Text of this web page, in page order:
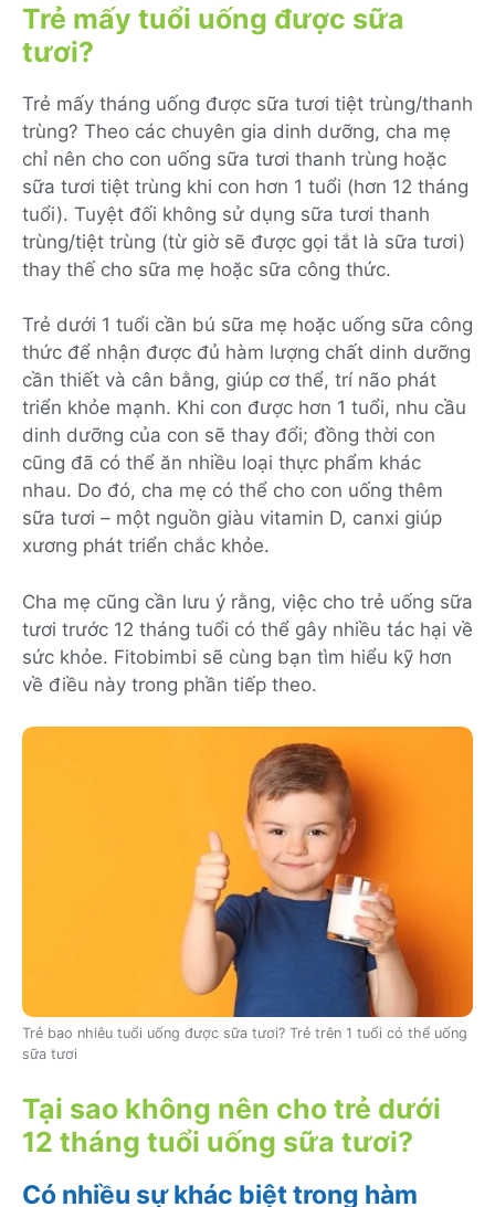
Trẻ mấy tuổi uống được sữa
tươi?
Trẻ mấy tháng uống được sữa tươi tiệt trùng/thanh
trùng? Theo các chuyên gia dinh dưỡng, cha mẹ
chỉ nên cho con uống sữa tươi thanh trùng hoặc
sữa tươi tiệt trùng khi con hơn 1 tuổi (hơn 12 tháng
tuổi). Tuyệt đối không sử dụng sữa tươi thanh
trùng/tiệt trùng (từ giờ sẽ được gọi tắt là sữa tươi)
thay thế cho sữa mẹ hoặc sữa công thức.
Trẻ dưới 1 tuổi cần bú sữa mẹ hoặc uống sữa công
thức để nhận được đủ hàm lượng chất dinh dưỡng
cần thiết và cân bằng, giúp cơ thể, trí não phát
triển khỏe mạnh. Khi con được hơn 1 tuổi, nhu cầu
dinh dưỡng của con sẽ thay đổi; đồng thời con
cũng đã có thể ăn nhiều loại thực phẩm khác
nhau. Do đó, cha mẹ có thể cho con uống thêm
sữa tươi – một nguồn giàu vitamin D, canxi giúp
xương phát triển chắc khỏe.
Cha mẹ cũng cần lưu ý rằng, việc cho trẻ uống sữa
tươi trước 12 tháng tuổi có thể gây nhiều tác hại về
sức khỏe. Fitobimbi sẽ cùng bạn tìm hiểu kỹ hơn
về điều này trong phần tiếp theo.
Trẻ bao nhiêu tuổi uống được sữa tươi? Trẻ trên 1 tuổi có thể uống
sữa tươi
Tại sao không nên cho trẻ dưới
12 tháng tuổi uống sữa tươi?
Có nhiều sự khác biệt trong hàm